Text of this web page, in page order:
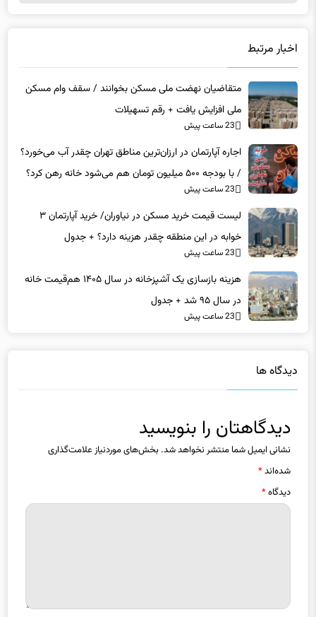
اخبار مرتبط
متقاضیان نهضت ملی مسکن بخوانند / سقف وام مسکن‌
ملی افزایش یافت + رقم تسهیلات
23 ساعت پیش
اجاره آپارتمان در ارزان‌ترین مناطق تهران چقدر آب می‌خورد؟
/ با بودجه ۵۰۰ میلیون تومان هم می‌شود خانه رهن کرد؟
23 ساعت پیش
لیست قیمت خرید مسکن در نیاوران/ خرید آپارتمان ۳
خوابه در این منطقه چقدر هزینه دارد؟ + جدول
23 ساعت پیش
هزینه بازسازی یک آشپزخانه در سال ۱۴۰۵ هم‌قیمت خانه
در سال ۹۵ شد + جدول
23 ساعت پیش
دیدگاه ها
دیدگاهتان را بنویسید
نشانی ایمیل شما منتشر نخواهد شد. بخش‌های موردنیاز علامت‌گذاری
شده‌اند*
دیدگاه*